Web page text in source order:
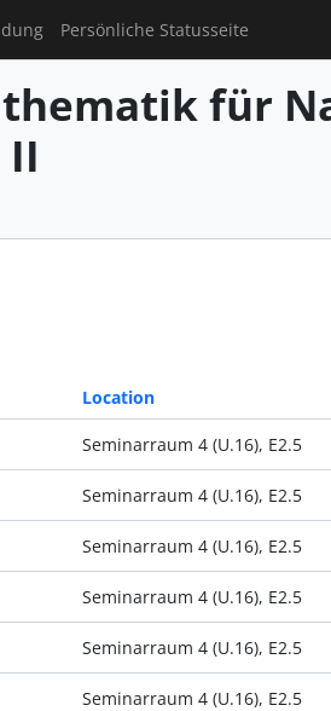
Persönliche Statusseite
für
Location
Seminarraum 4 (U.16), E2.5
Seminarraum 4 (U.16), E2.5
Seminarraum 4 (U.16), E2.5
Seminarraum 4 (U.16), E2.5
Seminarraum 4 (U.16), E2.5
Seminarraum 4 (U.16), E2.5